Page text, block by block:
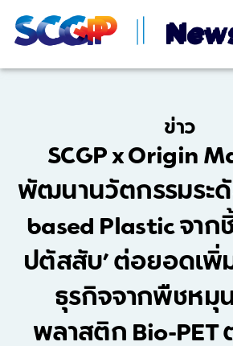
ข่าว
SCGP x Origin
พัฒนานวัตกรรมระดั
based Plastic จาก
ปตัสสับ’ ต่อยอดเพิ่
ธุรกิจจากพืชหมุ
พลาสติก Bio-PET